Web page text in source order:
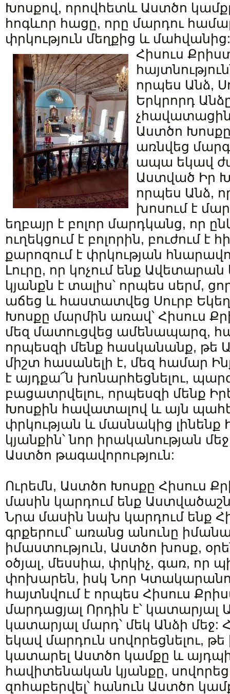
Խոսքով, որովհետև Աստծո
հոգևոր հացը, որը մարդու
փրկություն մեղքից և մահվանից:
Հիսուս
որպես Անձ,
Երկրորդ
Աստծո
առնվեց
ապա եկավ
Աստված Իր
որպես Անձ,
խոսում է
եղբայր է բոլոր մարդկանց, որ
ուղեկցում է բոլորին, բուժում է
քարոզում է փրկության
Լուրը, որ կոչում ենք Ավետարան
կյանքն է տալիս՝ որպես սերմ,
աճեց և հաստատվեց Սուրբ
Խոսքը մարմին առավ՝ Հիսուս
մեզ մատուցվեց ամենապարզ,
որպեսզի մենք հասկանանք, թե
միշտ հասանելի է, մեզ համար
է այդքա՜ն խոնարհեցնելու,
բացատրվելու, որպեսզի մենք
Խոսքին հավատալով և այն
փրկության և մասնակից լինենք
կյանքին՝ նոր իրականության
Աստծո թագավորություն:
Ուրեմն, Աստծո Խոսքը Հիսուս
մասին կարդում ենք
Նրա մասին նախ կարդում ենք
գրքերում՝ առանց անունը
իմաստություն, Աստծո խոսք,
օծյալ, մեսսիա, փրկիչ, գառ, որ
փոխարեն, իսկ Նոր
հայտնվում է որպես Հիսուս
մարդացյալ Որդին է՝
կատարյալ մարդ՝ մեկ Անձի մեջ:
եկավ մարդուն սովորեցնելու,
կատարել Աստծո կամքը և
հավիտենական կյանքը,
զոհաբերվել՝ հանուն Աստծո